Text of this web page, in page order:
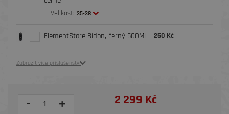
Velikost: 35-38
ElementStore Bidon, černý 500ML 250 Kč
Zobrazit více příslušenství
- + 2 299 Kč